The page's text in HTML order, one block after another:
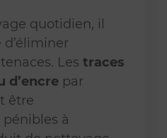
quotidien, il
Les traces
d’encre par
être
à